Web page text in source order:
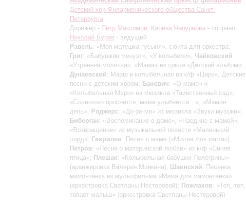
Детский хор Филармонического общества Санкт-
Петербурга
Дирижер - Петр Максимов; Карина Чепурнова - сопрано
Николай Буров - ведущий
Равель: «Моя матушка гусыня», сюита для оркестра;
Григ: «Бабушкин менуэт», «У колыбели»; Чайковский:
«Утренняя молитва», «Мама» из цикла «Детский альбом»;
Дунаевский: Марш и колыбельная из к/ф «Цирк», Детские
песни с детским хором; Баневич: «О маме» и
«Колыбельная Мэри» из мюзикла «Таинственный сад»,
«Солнышко проснётся, мама улыбнётся…», «Мамин
день»; Роджерс: «До-ре-ми» из мюзикла «Звуки музыки»;
Биберган: «Воспоминание о доме», «Наедине с мамой»,
«Возвращение» из музыкальной повести «Маленький
лорд»; Гаврилин: Песня о маме («Милая моя мама»);
Петров: «Песня о материнской любви» из к/ф «Синяя
птица»; Плешак: «Колыбельная бабушки Пелегрины»
(аранжировка Валерия Минкина); Шаинский: Песенка
мамонтёнка из мультфильма «Мама для мамонтенка»
(оркестровка Светланы Нестеровой); Пожлаков: «Топ, топ,
топает малыш» (оркестровка Светланы Нестеровой)